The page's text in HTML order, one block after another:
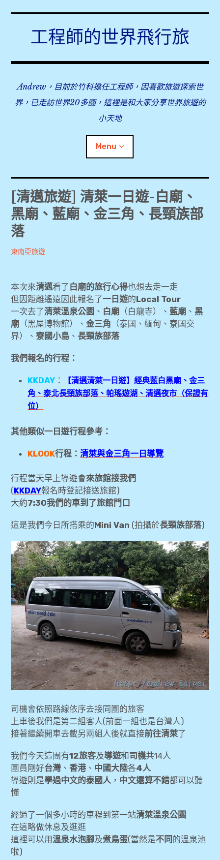
content工程師的世界飛行旅
Andrew，目前於竹科擔任工程師，因喜歡旅遊探索世
界，已走訪世界20多國，這裡是和大家分享世界旅遊的
小天地
Menu
旅行事前準備
飛行紀錄 child
menu
美洲旅遊
[胡志明旅遊] 胡志明4天3夜自由行旅行心得分
享
[新加坡旅遊] 新加坡3天2夜自助快閃小旅行-行
程景點參考
[清邁旅遊] 4天3夜清邁悠閒旅
[清邁旅遊] 旅行準備-上網sim卡 Wifi機、票
券、行程、訂房大補帖
廟、金三角、長頸族部落
[飛行紀錄] 長榮航空 台北TPE✈清邁CNX、
環亞貴賓室
[飛行紀錄] 長榮航空 清邁CNX✈台北TPE、
The Coral Executive Lounge貴賓室
[清邁旅遊] 泰國清邁3Laan House Hotel旅
館住宿心得
[清邁旅遊] 清邁老城區租機車(近古城南邊松
蓬門)
[清邁旅遊] 清邁各夜市逛街心得-平日夜
市、周六夜市、清邁大學Kad Na Mor夜市
[清邁旅遊] 清邁老城區一日遊-塔佩門、瓦
洛洛市集、屏河
[清邁旅遊] 清邁老城區一日遊-柴迪隆寺
(Wat Chedi Luang)、帕辛寺(Wat Phra
Singh)
[清邁旅遊] 尼曼商圈、MAYA Shopping
Center
區One Nimman分店)
金融 child
menu
歐洲旅遊
[清邁旅遊] 清萊一日遊-白廟、
黑廟、藍廟、金三角、長頸族部
落
Andrew
2019-
東南亞旅遊
本次來清邁看了 白廟的旅行心得也想去走一走
但因距離遙遠因此報名了一日遊的Local Tour
一次去了清萊溫泉公園 、 白廟 （白龍寺）、藍廟 、 黑
廟 （黑屋博物館）、金三角 （泰國、緬甸、寮國交
界）、寮國小島 、 長頸族部落
我們報名的行程：
KKDAY ：
【清邁清萊一日遊】經典藍白黑廟、金三
角、泰北長頸族部落、帕瑤遊湖、清邁夜市（保證有
位）
其他類似一日遊行程參考：
KLOOK行程：清萊與金三角一日導覽
行程當天早上導遊會來旅館接我們
(KKDAY報名時登記接送旅館)
大約7:30我們的車到了旅館門口
這是我們今日所搭乘的Mini Van (拍攝於長頸族部落)
司機會依照路線依序去接同團的旅客
上車後我們是第二組客人(前面一組也是台灣人)
接著繼續開車去載另兩組人後就直接前往清萊了
我們今天這團有12旅客及導遊和 司機共14人
團員剛好台灣 、香港、 中國大陸各4人
導遊則是學過中文的泰國人 ， 中文還算不錯都可以聽
懂
經過了一個多小時的車程到第一站清萊溫泉公園
在這略做休息及逛逛
這裡可以用溫泉水泡腳及煮鳥蛋(當然是不同 的溫泉池
啦)